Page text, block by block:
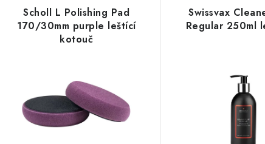
Scholl L Polishing Pad
170/30mm purple leštící
kotouč
Swissvax
Regular 250ml